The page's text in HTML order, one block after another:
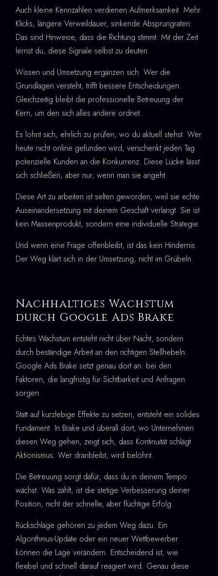
Auch kleine Kennzahlen verdienen Aufmerksamkeit. Mehr
Klicks, längere Verweildauer, sinkende Absprungraten:
Das sind Hinweise, dass die Richtung stimmt. Mit der Zeit
lernst du, diese Signale selbst zu deuten.
Wissen und Umsetzung ergänzen sich. Wer die
Grundlagen versteht, trifft bessere Entscheidungen.
Gleichzeitig bleibt die professionelle Betreuung der
Kern, um den sich alles andere ordnet.
Es lohnt sich, ehrlich zu prüfen, wo du aktuell stehst. Wer
heute nicht online gefunden wird, verschenkt jeden Tag
potenzielle Kunden an die Konkurrenz. Diese Lücke lässt
sich schließen, aber nur, wenn man sie angeht.
Diese Art zu arbeiten ist selten geworden, weil sie echte
Auseinandersetzung mit deinem Geschäft verlangt. Sie ist
kein Massenprodukt, sondern eine individuelle Strategie.
Und wenn eine Frage offenbleibt, ist das kein Hindernis.
Der Weg klärt sich in der Umsetzung, nicht im Grübeln.
Nachhaltiges Wachstum
durch Google Ads Brake
Echtes Wachstum entsteht nicht über Nacht, sondern
durch beständige Arbeit an den richtigen Stellhebeln.
Google Ads Brake setzt genau dort an: bei den
Faktoren, die langfristig für Sichtbarkeit und Anfragen
sorgen.
Statt auf kurzlebige Effekte zu setzen, entsteht ein solides
Fundament. In Brake und überall dort, wo Unternehmen
diesen Weg gehen, zeigt sich, dass Kontinuität schlägt
Aktionismus. Wer dranbleibt, wird belohnt.
Die Betreuung sorgt dafür, dass du in deinem Tempo
wächst. Was zählt, ist die stetige Verbesserung deiner
Position, nicht der schnelle, aber flüchtige Erfolg.
Rückschläge gehören zu jedem Weg dazu. Ein
Algorithmus-Update oder ein neuer Wettbewerber
können die Lage verändern. Entscheidend ist, wie
flexibel und schnell darauf reagiert wird. Genau diese